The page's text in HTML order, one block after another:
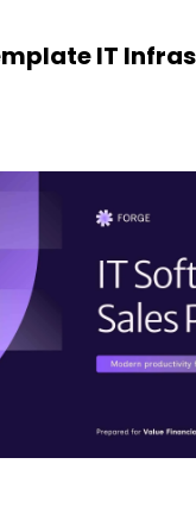
IT